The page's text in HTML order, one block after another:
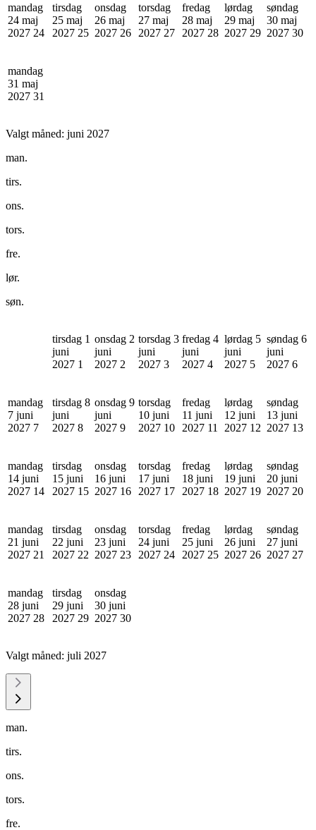
mandag
24 maj
2027 24
tirsdag
25 maj
2027 25
onsdag
26 maj
2027 26
torsdag
27 maj
2027 27
fredag
28 maj
2027 28
lørdag
29 maj
2027 29
søndag
30 maj
2027 30
mandag
31 maj
2027 31
Valgt måned: juni 2027
man.
tirs.
ons.
tors.
fre.
lør.
søn.
tirsdag 1
juni
2027 1
onsdag 2
juni
2027 2
torsdag 3
juni
2027 3
fredag 4
juni
2027 4
lørdag 5
juni
2027 5
søndag 6
juni
2027 6
mandag
7 juni
2027 7
tirsdag 8
juni
2027 8
onsdag 9
juni
2027 9
torsdag
10 juni
2027 10
fredag
11 juni
2027 11
lørdag
12 juni
2027 12
søndag
13 juni
2027 13
mandag
14 juni
2027 14
tirsdag
15 juni
2027 15
onsdag
16 juni
2027 16
torsdag
17 juni
2027 17
fredag
18 juni
2027 18
lørdag
19 juni
2027 19
søndag
20 juni
2027 20
mandag
21 juni
2027 21
tirsdag
22 juni
2027 22
onsdag
23 juni
2027 23
torsdag
24 juni
2027 24
fredag
25 juni
2027 25
lørdag
26 juni
2027 26
søndag
27 juni
2027 27
mandag
28 juni
2027 28
tirsdag
29 juni
2027 29
onsdag
30 juni
2027 30
Valgt måned: juli 2027
man.
tirs.
ons.
tors.
fre.